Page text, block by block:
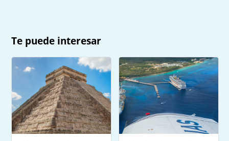
Te puede interesar